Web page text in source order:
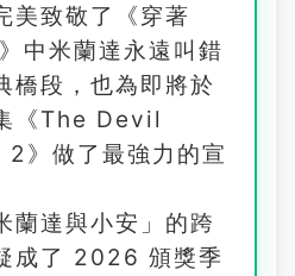
美致敬了《穿著
中米蘭達永遠叫錯
橋段，也為即將於
《The Devil
》做了最強力的宣
蘭達與小安」的跨
成了 2026 頒獎季